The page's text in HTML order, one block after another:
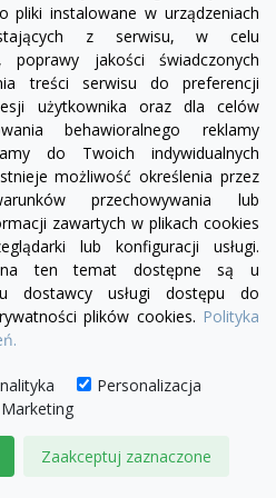
czekoladowy
miętowy
błękitny
turkusowy
+28
pliki instalowane w urządzeniach
z serwisu, w celu
poprawy jakości świadczonych
treści serwisu do preferencji
użytkownika oraz dla celów
behawioralnego reklamy
do Twoich indywidualnych
możliwość określenia przez
przechowywania lub
zawartych w plikach cookies
lub konfiguracji usługi.
na ten temat dostępne są u
dostawcy usługi dostępu do
plików cookies. Polityka
Personalizacja
Marketing
Zaakceptuj zaznaczone